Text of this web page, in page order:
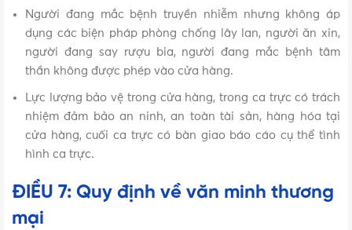
Người đang mắc bệnh truyền nhiễm nhưng không áp
dụng các biện pháp phòng chống lây lan, người ăn xin,
người đang say rượu bia, người đang mắc bệnh tâm
thần không được phép vào cửa hàng.
Lực lượng bảo vệ trong cửa hàng, trong ca trực có trách
nhiệm đảm bảo an ninh, an toàn tài sản, hàng hóa tại
cửa hàng, cuối ca trực có bàn giao báo cáo cụ thể tình
hình ca trực.
ĐIỀU 7: Quy định về văn minh thương
mại